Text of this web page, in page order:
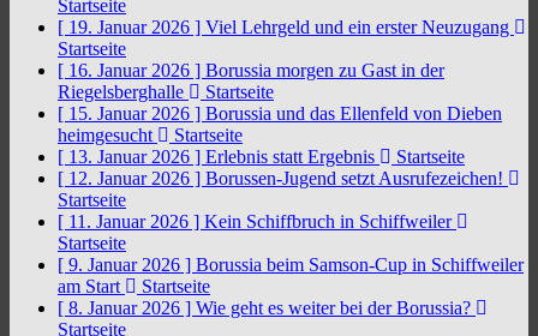
Startseite
[ 19. Januar 2026 ] Viel Lehrgeld und ein erster Neuzugang
Startseite
[ 16. Januar 2026 ] Borussia morgen zu Gast in der
Riegelsberghalle
Startseite
[ 15. Januar 2026 ] Borussia und das Ellenfeld von Dieben
heimgesucht
Startseite
[ 13. Januar 2026 ] Erlebnis statt Ergebnis
Startseite
[ 12. Januar 2026 ] Borussen-Jugend setzt Ausrufezeichen!
Startseite
[ 11. Januar 2026 ] Kein Schiffbruch in Schiffweiler
Startseite
[ 9. Januar 2026 ] Borussia beim Samson-Cup in Schiffweiler
am Start
Startseite
[ 8. Januar 2026 ] Wie geht es weiter bei der Borussia?
Startseite